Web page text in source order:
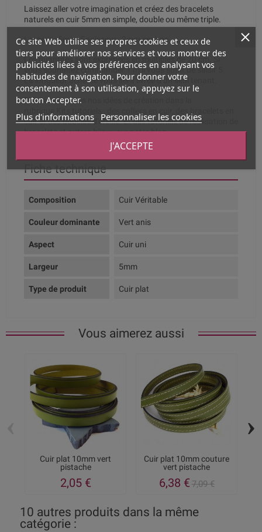
Laissez aller votre imagination et créez des bracelets
naturels en cuir 5mm en simple, double ou même triple.
Largeur : 5mm. Epaisseur : 2mm environ
Les quantités sont exprimées en multiples de 20 cm. Si
vous souhaitez commander 1 m il vous suffit de saisir 5.
La longueur achetée vous sera livrée d’un seul tenant.
Retrouvez toutes nos idées de création dans la
cuir et des boucles d'oreille. Et des tutoriels de réalisation de
bracelets et autres bijouxsur notre blog.
Fiche technique
Composition Cuir Véritable
Couleur dominante Vert anis
Aspect Cuir uni
Largeur 5mm
Type de produit Cuir plat
Vous aimerez aussi
Cuir plat 10mm vert
pistache
2,05 €
Cuir plat 10mm couture
vert pistache
6,38 €7,09 €
›
10 autres produits dans la même
catégorie :
Ce site Web utilise ses propres cookies et ceux de
tiers pour améliorer nos services et vous montrer des
publicités liées à vos préférences en analysant vos
habitudes de navigation. Pour donner votre
consentement à son utilisation, appuyez sur le
bouton Accepter.
Plus d'informations Personnaliser les cookies
J'ACCEPTE